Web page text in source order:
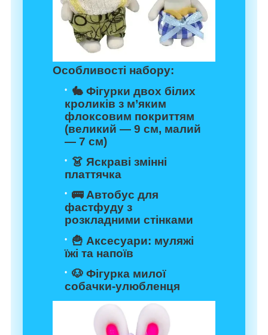
Особливості набору:
🐇 Фігурки двох білих
кроликів з м’яким
флоксовим покриттям
(великий — 9 см, малий
— 7 см)
👗 Яскраві змінні
платтячка
🚌 Автобус для
фастфуду з
розкладними стінками
🍟 Аксесуари: муляжі
їжі та напоїв
🐶 Фігурка милої
собачки-улюбленця